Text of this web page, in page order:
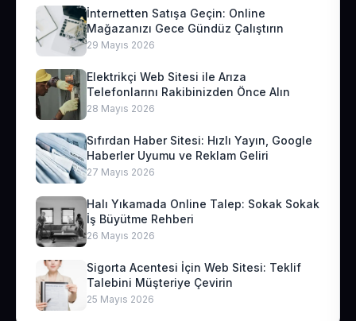
İnternetten Satışa Geçin: Online
Mağazanızı Gece Gündüz Çalıştırın
29 Mayıs 2026
Elektrikçi Web Sitesi ile Arıza
Telefonlarını Rakibinizden Önce Alın
28 Mayıs 2026
Sıfırdan Haber Sitesi: Hızlı Yayın, Google
Haberler Uyumu ve Reklam Geliri
27 Mayıs 2026
Halı Yıkamada Online Talep: Sokak Sokak
İş Büyütme Rehberi
26 Mayıs 2026
Sigorta Acentesi İçin Web Sitesi: Teklif
Talebini Müşteriye Çevirin
25 Mayıs 2026